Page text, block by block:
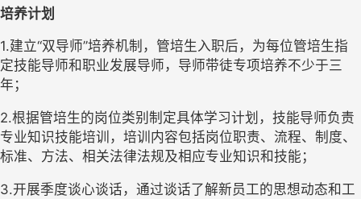
培养计划
1.建立“双导师”培养机制，管培生入职后，为每位管培生指
定技能导师和职业发展导师，导师带徒专项培养不少于三
年；
2.根据管培生的岗位类别制定具体学习计划，技能导师负责
专业知识技能培训，培训内容包括岗位职责、流程、制度、
标准、方法、相关法律法规及相应专业知识和技能；
3.开展季度谈心谈话，通过谈话了解新员工的思想动态和工